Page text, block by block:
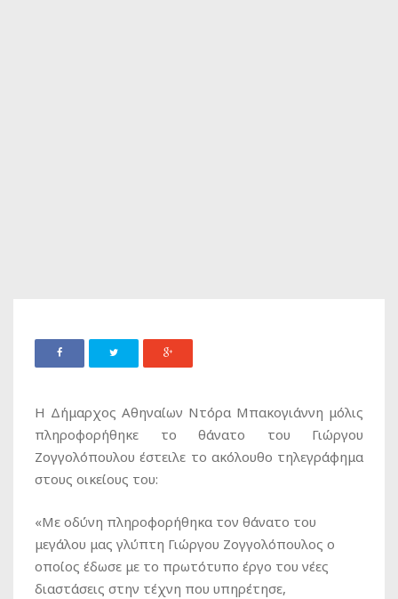
Η Δήμαρχος Αθηναίων Ντόρα Μπακογιάννη μόλις
πληροφορήθηκε το θάνατο του Γιώργου
Ζογγολόπουλου έστειλε το ακόλουθο τηλεγράφημα
στους οικείους του:
«Με οδύνη πληροφορήθηκα τον θάνατο του
μεγάλου μας γλύπτη Γιώργου Ζογγολόπουλος ο
οποίος έδωσε με το πρωτότυπο έργο του νέες
διαστάσεις στην τέχνη που υπηρέτησε,